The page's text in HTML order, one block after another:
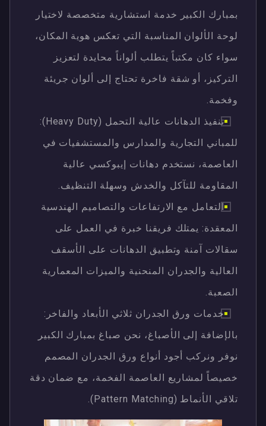
بمبارك الكبير خدمة استشارية متخصصة لاختيار
لوحة الألوان المناسبة التي تعكس هوية المكان،
سواء كان مكتباً يتطلب ألواناً محايدة لتعزيز
التركيز، أو شقة فاخرة تحتاج إلى ألوان جريئة
وفخمة.
تنفيذ الدهانات عالية التحمل (Heavy Duty):
للمباني التجارية والمدارس والمستشفيات في
العاصمة، نستخدم دهانات إيبوكسي عالية
المقاومة للتآكل والخدش وسهلة التنظيف.
التعامل مع الارتفاعات والتصاميم الهندسية
المعقدة: يمتلك فريقنا خبرة في العمل على
سقالات آمنة وتطبيق الدهانات على الأسقف
العالية والجدران المنحنية والميزات المعمارية
الصعبة.
خدمات ورق الجدران ثلاثي الأبعاد والفاخر:
بالإضافة إلى الأصباغ، نحن صباغ بمبارك الكبير
نوفر ونركب أجود أنواع ورق الجدران المصمم
خصيصاً لمشاريع العاصمة الفخمة، مع ضمان دقة
تلاقي الأنماط (Pattern Matching).